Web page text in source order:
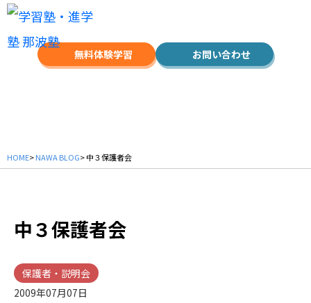
無料体験学習 お問い合わせ
HOME>NAWA BLOG> 中３保護者会
中３保護者会
保護者・説明会
2009年07月07日